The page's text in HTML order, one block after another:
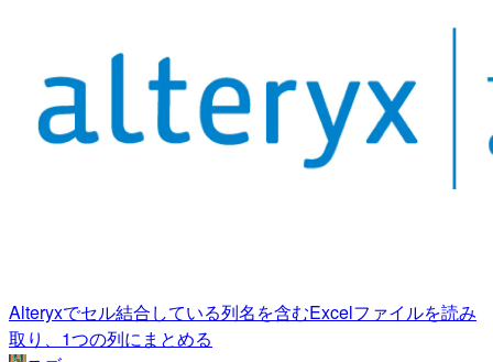
Alteryxでセル結合している列名を含むExcelファイルを読み
取り、1つの列にまとめる